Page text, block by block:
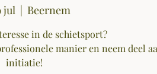
jul
  |
Beernem
in de schietsport?
manier en neem deel
initiatie!